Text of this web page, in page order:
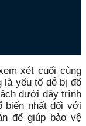
xét cuối cùng
là yếu tố dễ bị đổ
dưới đây trình
biến nhất đối với
để giúp bảo vệ